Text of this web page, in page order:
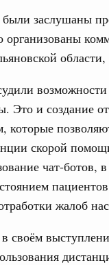
заслушаны
области,
Это и создание
которые
скорой
чат-
жалоб
своём
технологий
Кравцов
на
Федерации.